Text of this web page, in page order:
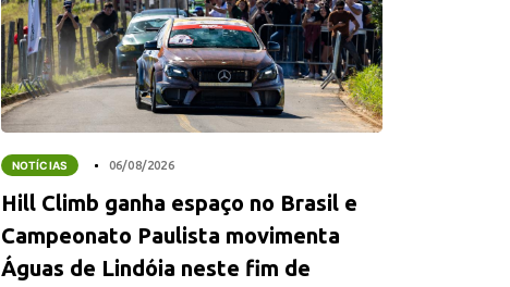
NOTÍCIAS 06/08/2026
Hill Climb ganha espaço no Brasil e
Campeonato Paulista movimenta
Águas de Lindóia neste fim de